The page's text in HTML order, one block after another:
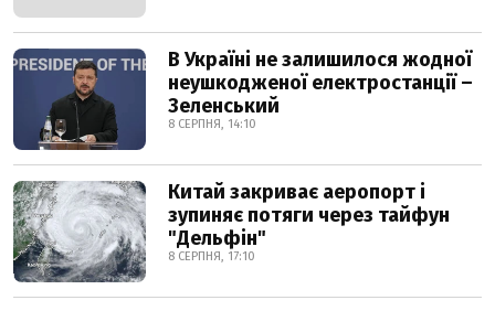
В Україні не залишилося жодної
неушкодженої електростанції –
Зеленський
8 СЕРПНЯ, 14:10
Китай закриває аеропорт і
зупиняє потяги через тайфун
"Дельфін"
8 СЕРПНЯ, 17:10